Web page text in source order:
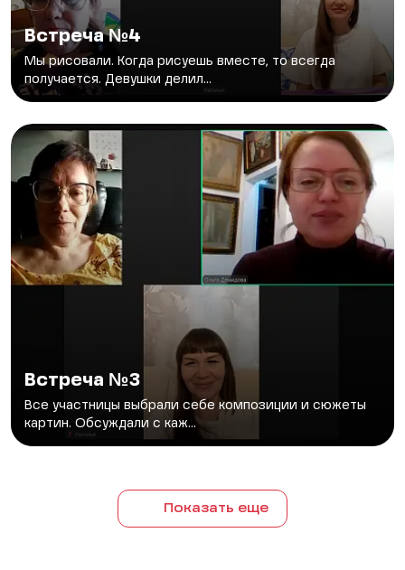
Встреча №4
Мы рисовали. Когда рисуешь вместе, то всегда
получается. Девушки делил...
Встреча №3
Все участницы выбрали себе композиции и сюжеты
картин. Обсуждали с каж...
Показать еще